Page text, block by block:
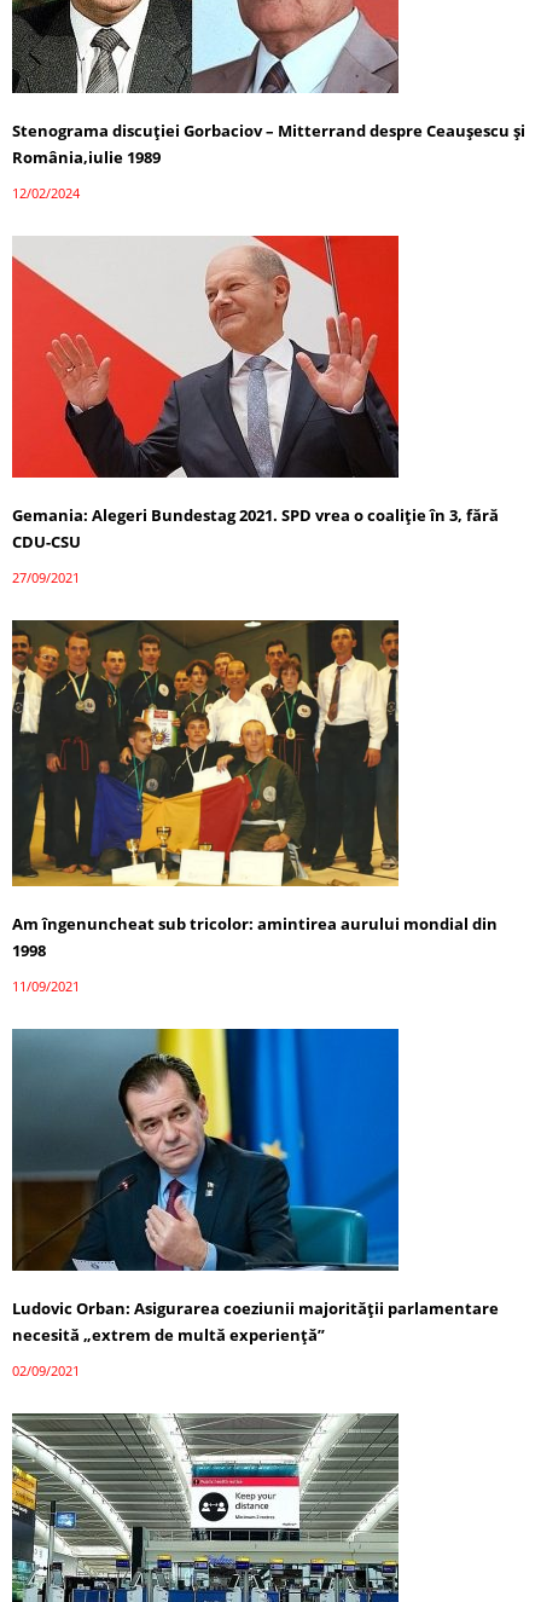
Stenograma discuției Gorbaciov – Mitterrand despre Ceaușescu și
România,iulie 1989
12/02/2024
Gemania: Alegeri Bundestag 2021. SPD vrea o coaliție în 3, fără
CDU-CSU
27/09/2021
Am îngenuncheat sub tricolor: amintirea aurului mondial din
1998
11/09/2021
Ludovic Orban: Asigurarea coeziunii majorităţii parlamentare
necesită „extrem de multă experienţă”
02/09/2021